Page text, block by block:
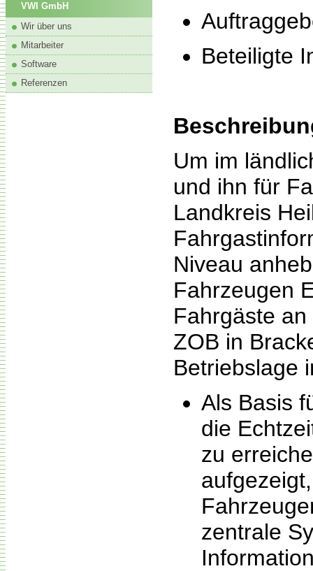
VWI GmbH
Wir über uns
Mitarbeiter
Software
Referenzen
Beteiligte
Um im
und ihn für
Landkreis
Niveau
Fahrzeugen
Fahrgäste
ZOB in
Betriebslage
Als Basis
die
zu
zentrale